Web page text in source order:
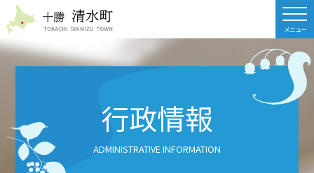
行政情報
ADMINISTRATIVE INFORMATION